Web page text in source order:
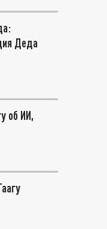
Деда
об ИИ,